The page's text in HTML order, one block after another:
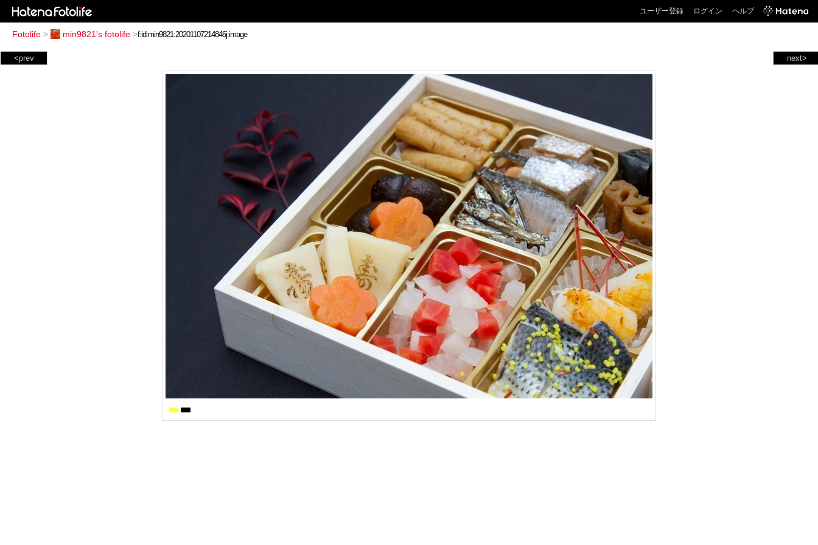
ユーザー登録 ログイン ヘルプ
Fotolife > min9821's fotolife >
next>
<prev